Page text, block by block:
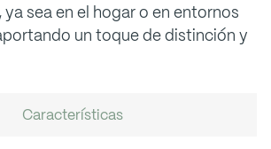
Características
sea en el hogar o en entornos
un toque de distinción y